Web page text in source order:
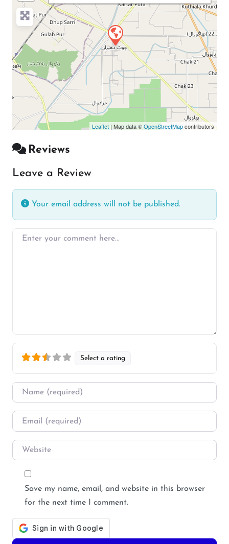
Leaflet | Map data ©OpenStreetMapcontributors
Reviews
Leave a Review
Your email address will not be published.
Enter your comment here…
Select a rating
Name
Email
Website
Save my name, email, and website in this browser
for the next time I comment.